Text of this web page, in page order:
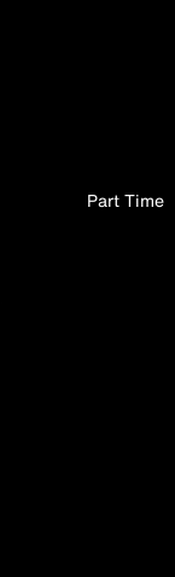
Part Time